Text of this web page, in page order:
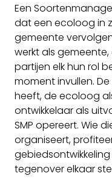
Een
dat een ecoloog in
gemeente
werkt als
partijen elk hun rol
moment invullen.
heeft, de ecoloog
ontwikkelaar als
SMP opereert. Wie
organiseert,
tegenover elkaar